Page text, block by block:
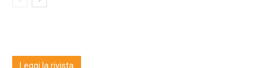
Leggi la rivista